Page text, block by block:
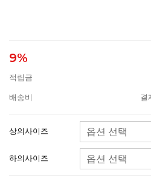
9%
적립금
배송비 결
상의사이즈
하의사이즈